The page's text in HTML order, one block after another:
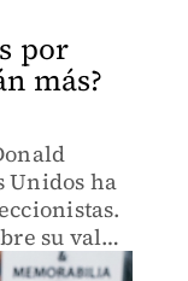
por
más?
Unidos ha
su valor